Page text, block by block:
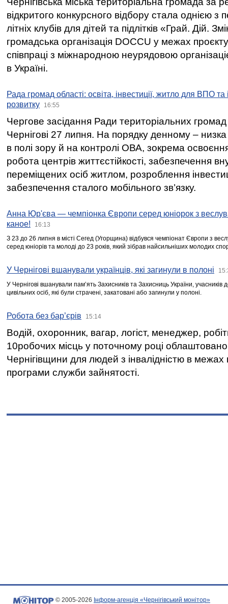
відкритого конкурсного відбору стала однією
літніх клубів для дітей та підлітків «Грай. Дій.
громадська організація DOCCU у межах
співпраці з міжнародною неурядовою
в Україні.
Рада громад області: освіта, інвестиції, житло для ВПО
розвитку
16:55
Чергове засідання Ради територіальних громад
Чернігові 27 липня. На порядку денному –
в полі зору й на контролі ОВА, зокрема освоєння
робота центрів життєстійкості, забезпечення
переміщених осіб житлом, розроблення
забезпечення сталого мобільного зв’язку.
Анна Юр'єва — чемпіонка Європи серед юніорок з
каное!
16:13
З 23 до 26 липня в місті Сегед (Угорщина) відбувся чемпіонат Європи з
серед юніорів та молоді до 23 років, який зібрав найсильніших молодих
У Чернігові вшанували українців, які загинули в полоні
У Чернігові вшанували пам’ять Захисників та Захисниць України,
цивільних осіб, які були страчені, закатовані або загинули у полоні.
Робота без бар’єрів 15:14
Водій, охоронник, вагар, логіст, менеджер,
10робочих місць у поточному році
Чернігівщини для людей з інвалідністю в межах
програми служби зайнятості.
© 2005-2026 Інформ-агенція «Чернігівський монітор»